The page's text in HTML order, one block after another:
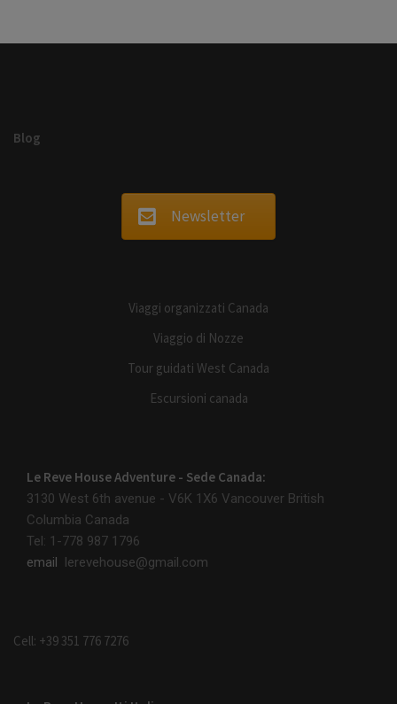
Blog
Newsletter
Viaggi organizzati Canada
Viaggio di Nozze
Tour guidati West Canada
Escursioni canada
Le Reve House Adventure - Sede Canada:
3130 West 6th avenue - V6K 1X6 Vancouver British
Columbia Canada
Tel: 1-778 987 1796
email lerevehouse@gmail.com
Cell: +39 351 776 7276